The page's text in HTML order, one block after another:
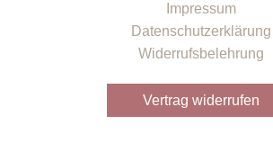
Impressum
Datenschutzerklärung
Widerrufsbelehrung
Vertrag widerrufen